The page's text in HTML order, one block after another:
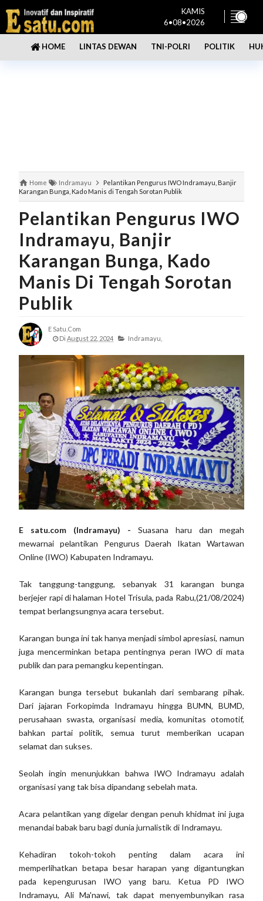
KAMIS
6•08•2026
HOME LINTAS DEWAN TNI-POLRI POLITIK
Home Indramayu
Pelantikan Pengurus IWO Indramayu, Banjir
Karangan Bunga, Kado Manis di Tengah Sorotan Publik
Pelantikan Pengurus IWO
Indramayu, Banjir
Karangan Bunga, Kado
Manis Di Tengah Sorotan
Publik
E Satu.com
DiAugust 22, 2024 Indramayu,
E satu.com (Indramayu) - Suasana haru dan megah
mewarnai pelantikan Pengurus Daerah Ikatan Wartawan
Online (IWO) Kabupaten Indramayu.
Tak tanggung-tanggung, sebanyak 31 karangan bunga
berjejer rapi di halaman Hotel Trisula, pada Rabu,(21/08/2024)
tempat berlangsungnya acara tersebut.
Karangan bunga ini tak hanya menjadi simbol apresiasi, namun
juga mencerminkan betapa pentingnya peran IWO di mata
publik dan para pemangku kepentingan.
Karangan bunga tersebut bukanlah dari sembarang pihak.
Dari jajaran Forkopimda Indramayu hingga BUMN, BUMD,
perusahaan swasta, organisasi media, komunitas otomotif,
bahkan partai politik, semua turut memberikan ucapan
selamat dan sukses.
Seolah ingin menunjukkan bahwa IWO Indramayu adalah
organisasi yang tak bisa dipandang sebelah mata.
Acara pelantikan yang digelar dengan penuh khidmat ini juga
menandai babak baru bagi dunia jurnalistik di Indramayu.
Kehadiran tokoh-tokoh penting dalam acara ini
memperlihatkan betapa besar harapan yang digantungkan
pada kepengurusan IWO yang baru. Ketua PD IWO
Indramayu, Ali Ma'nawi, tak dapat menyembunyikan rasa